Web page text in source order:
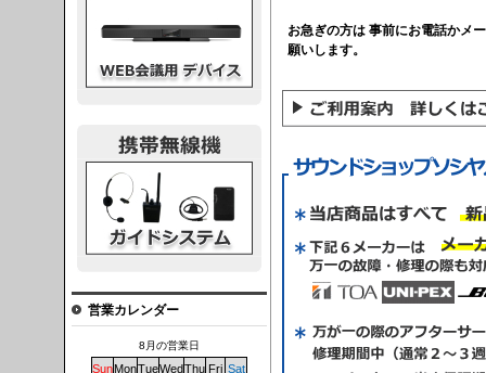
お急ぎの方は 事前にお電話かメ
願いします。
営業カレンダー
8月の営業日
SunMonTueWedThu Fri Sat